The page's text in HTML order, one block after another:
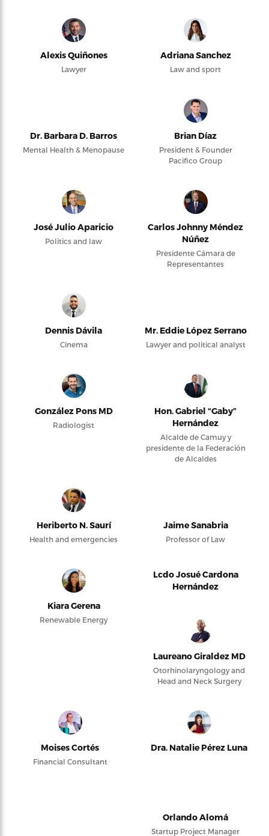
Alexis Quiñones
Lawyer
Adriana Sanchez
Law and sport
Dr. Barbara D. Barros
Mental Health & Menopause
Brian Díaz
President & Founder
Pacifico Group
José Julio Aparicio
Politics and law
Carlos Johnny Méndez
Núñez
Presidente Cámara de
Representantes
Dennis Dávila
Cinema
Mr. Eddie López Serrano
Lawyer and political analyst
González Pons MD
Radiologist
Hon. Gabriel “Gaby”
Hernández
Alcalde de Camuy y
presidente de la Federación
de Alcaldes
Heriberto N. Saurí
Health and emergencies
Jaime Sanabria
Professor of Law
Kiara Gerena
Renewable Energy
Lcdo Josué Cardona
Hernández
Laureano Giraldez MD
Otorhinolaryngology and
Head and Neck Surgery
Moises Cortés
Financial Consultant
Dra. Natalie Pérez Luna
Orlando Alomá
Startup Project Manager